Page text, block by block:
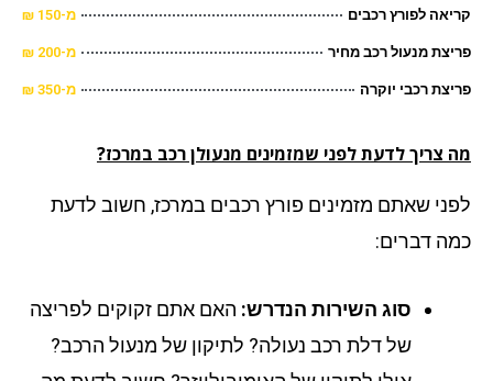
לפורץ רכבים מ-150 ₪
מנעול רכב מחיר מ-200 ₪
רכבי יוקרה מ-350 ₪
צריך לדעת לפני שמזמינים מנעולן רכב במרכז?
שאתם מזמינים פורץ רכבים במרכז, חשוב לדעת
דברים:
סוג השירות הנדרש:האם אתם זקוקים לפריצה
של דלת רכב נעולה? לתיקון של מנעול הרכב?